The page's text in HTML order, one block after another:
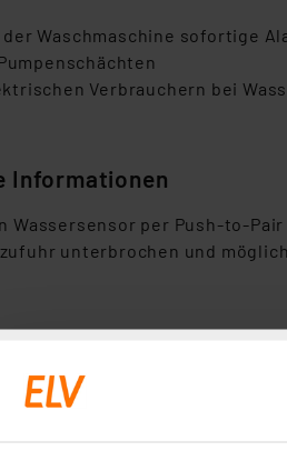
Waschmaschine sofortige
Verbrauchern bei
Informationen
Wassersensor per Push-to-
unterbrochen und
2× 1,5 V LR03/Micro/AAA